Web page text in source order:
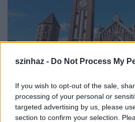
szinhaz - Do Not Process My
If you wish to opt-out of the sale,
processing of your personal or
targeted advertising by us, please
section to confirm your selection.
Épül a Dóm téri
mtothorsi•2020. július 16.